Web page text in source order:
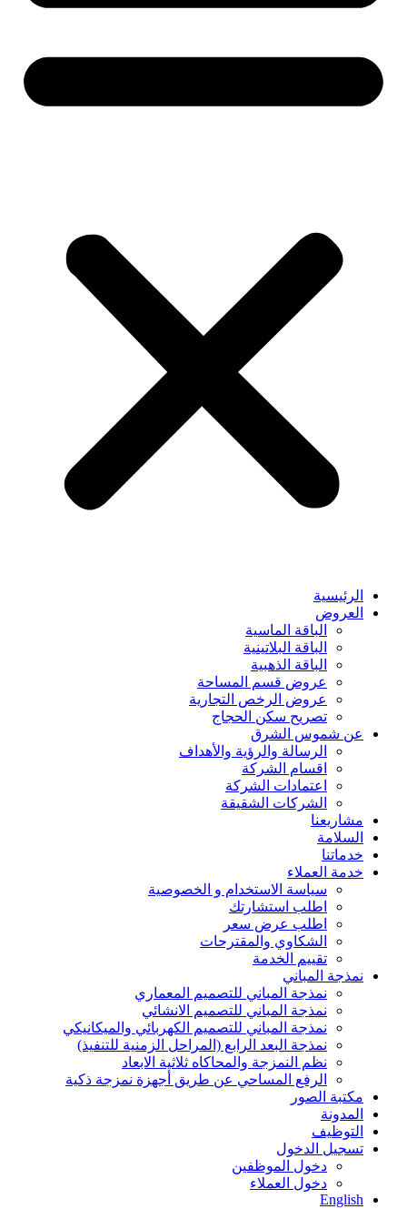
الرئيسية
العروض
الباقة الماسية
الباقة البلاتينية
الباقة الذهبية
عروض قسم المساحة
عروض الرخص التجارية
تصريح سكن الحجاج
عن شموس الشرق
الرسالة والرؤية والأهداف
اقسام الشركة
اعتمادات الشركة
الشركات الشقيقة
مشاريعنا
السلامة
خدماتنا
خدمة العملاء
سياسة الاستخدام و الخصوصية
اطلب استشارتك
اطلب عرض سعر
الشكاوي والمقترحات
تقييم الخدمة
نمذجة المباني
نمذجة المباني للتصمیم المعماري
نمذجة المباني للتصمیم الانشائي
نمذجة المباني للتصمیم الكھربائي والمیكانیكي
نمذجة البعد الرابع (المراحل الزمنیة للتنفیذ)
نظم النمزجة والمحاكاه ثلاثیة الابعاد
الرفع المساحي عن طریق أجھزة نمزجة ذكیة
مكتبة الصور
المدونة
التوظيف
تسجيل الدخول
دخول الموظفين
دخول العملاء
English